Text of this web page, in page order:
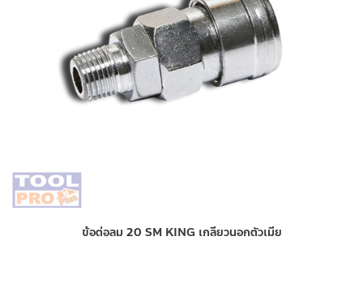
ข้อต่อลม 20 SM KING เกลียวนอกตัวเมีย